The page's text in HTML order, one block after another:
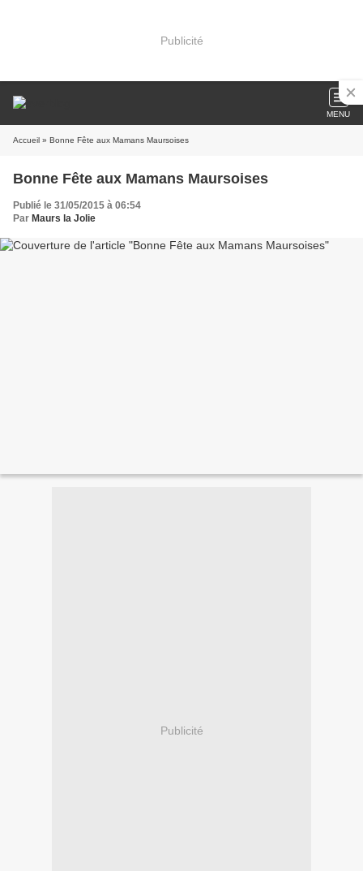
Publicité
MENU
Accueil » Bonne Fête aux Mamans Maursoises
Bonne Fête aux Mamans Maursoises
Publié le 31/05/2015 à 06:54
Par Maurs la Jolie
Publicité